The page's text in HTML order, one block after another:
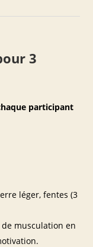
3
participant
léger, fentes (3
de musculation en